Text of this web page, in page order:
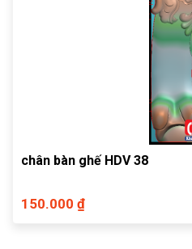
chân bàn ghế HDV 38
150.000 ₫